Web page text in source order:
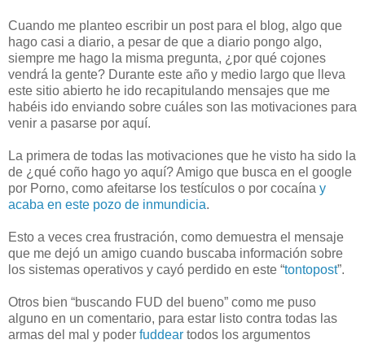
Cuando me planteo escribir un post para el blog, algo que
hago casi a diario, a pesar de que a diario pongo algo,
siempre me hago la misma pregunta, ¿por qué cojones
vendrá la gente? Durante este año y medio largo que lleva
este sitio abierto he ido recapitulando mensajes que me
habéis ido enviando sobre cuáles son las motivaciones para
venir a pasarse por aquí.
La primera de todas las motivaciones que he visto ha sido la
de ¿qué coño hago yo aquí? Amigo que busca en el google
por Porno, como afeitarse los testículos o por cocaína y
acaba en este pozo de inmundicia.
Esto a veces crea frustración, como demuestra el mensaje
que me dejó un amigo cuando buscaba información sobre
los sistemas operativos y cayó perdido en este “tontopost”.
Otros bien “buscando FUD del bueno” como me puso
alguno en un comentario, para estar listo contra todas las
armas del mal y poder fuddear todos los argumentos